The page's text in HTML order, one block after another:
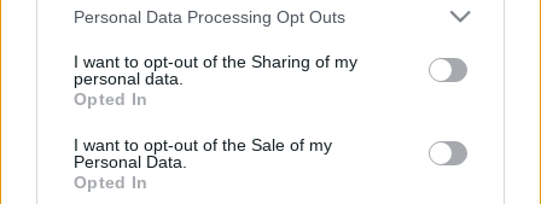
Please note that this website/app uses one or more Google
not limited to your visit or usage behaviour. You may click to
grant or deny consent to Google and its third-party tags to
use your data for below specified purposes in below Google
consent section.
Personal Data Processing Opt Outs
I want to opt-out of the Sharing of my
personal data.
Opted In
I want to opt-out of the Sale of my
Personal Data.
Opted In
Μαχητικά Αθλήματα
Πυγμαχία
Άρση Βαρών
Γιώργος Τσακίρης
Μιχάλης Τσαμπάς
Δημήτρης Τσορμπατζόγλου
Παναθηναϊκός
Άρης
gMotion
Θέμα Ισότητας
Για τον Αλέξανδρο
#GiatonAlki
Η μητρότητα στον πάγκο
Wyscout Analysis
InStat Analysis
Συνεντεύξεις
Μεγάλη μου Αγάπη
ΖΩΝΤΑΝΑ ΣΥΜΒΑΝΤΑ